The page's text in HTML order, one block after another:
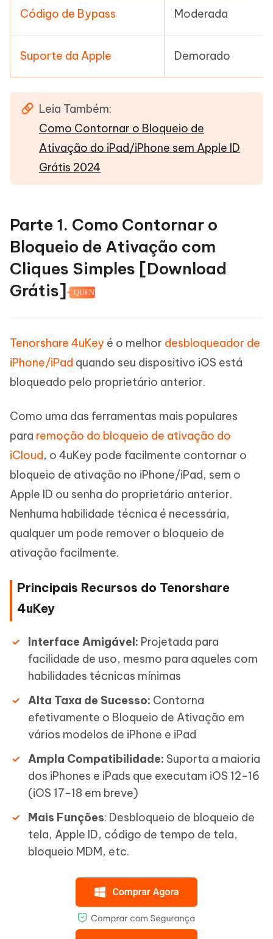
Código de Bypass Moderada
Suporte da Apple Demorado
Leia Também:
Como Contornar o Bloqueio de
Ativação do iPad/iPhone sem Apple ID
Grátis 2024
Parte 1. Como Contornar o
Bloqueio de Ativação com
Cliques Simples [Download
Grátis]
QUENTE
Tenorshare 4uKey é o melhor desbloqueador de
iPhone/iPad quando seu dispositivo iOS está
bloqueado pelo proprietário anterior.
Como uma das ferramentas mais populares
para remoção do bloqueio de ativação do
iCloud, o 4uKey pode facilmente contornar o
bloqueio de ativação no iPhone/iPad, sem o
Apple ID ou senha do proprietário anterior.
Nenhuma habilidade técnica é necessária,
qualquer um pode remover o bloqueio de
ativação facilmente.
Principais Recursos do Tenorshare
4uKey
Interface Amigável: Projetada para
facilidade de uso, mesmo para aqueles com
habilidades técnicas mínimas
Alta Taxa de Sucesso: Contorna
efetivamente o Bloqueio de Ativação em
vários modelos de iPhone e iPad
Ampla Compatibilidade: Suporta a maioria
dos iPhones e iPads que executam iOS 12-16
(iOS 17-18 em breve)
Mais Funções: Desbloqueio de bloqueio de
tela, Apple ID, código de tempo de tela,
bloqueio MDM, etc.